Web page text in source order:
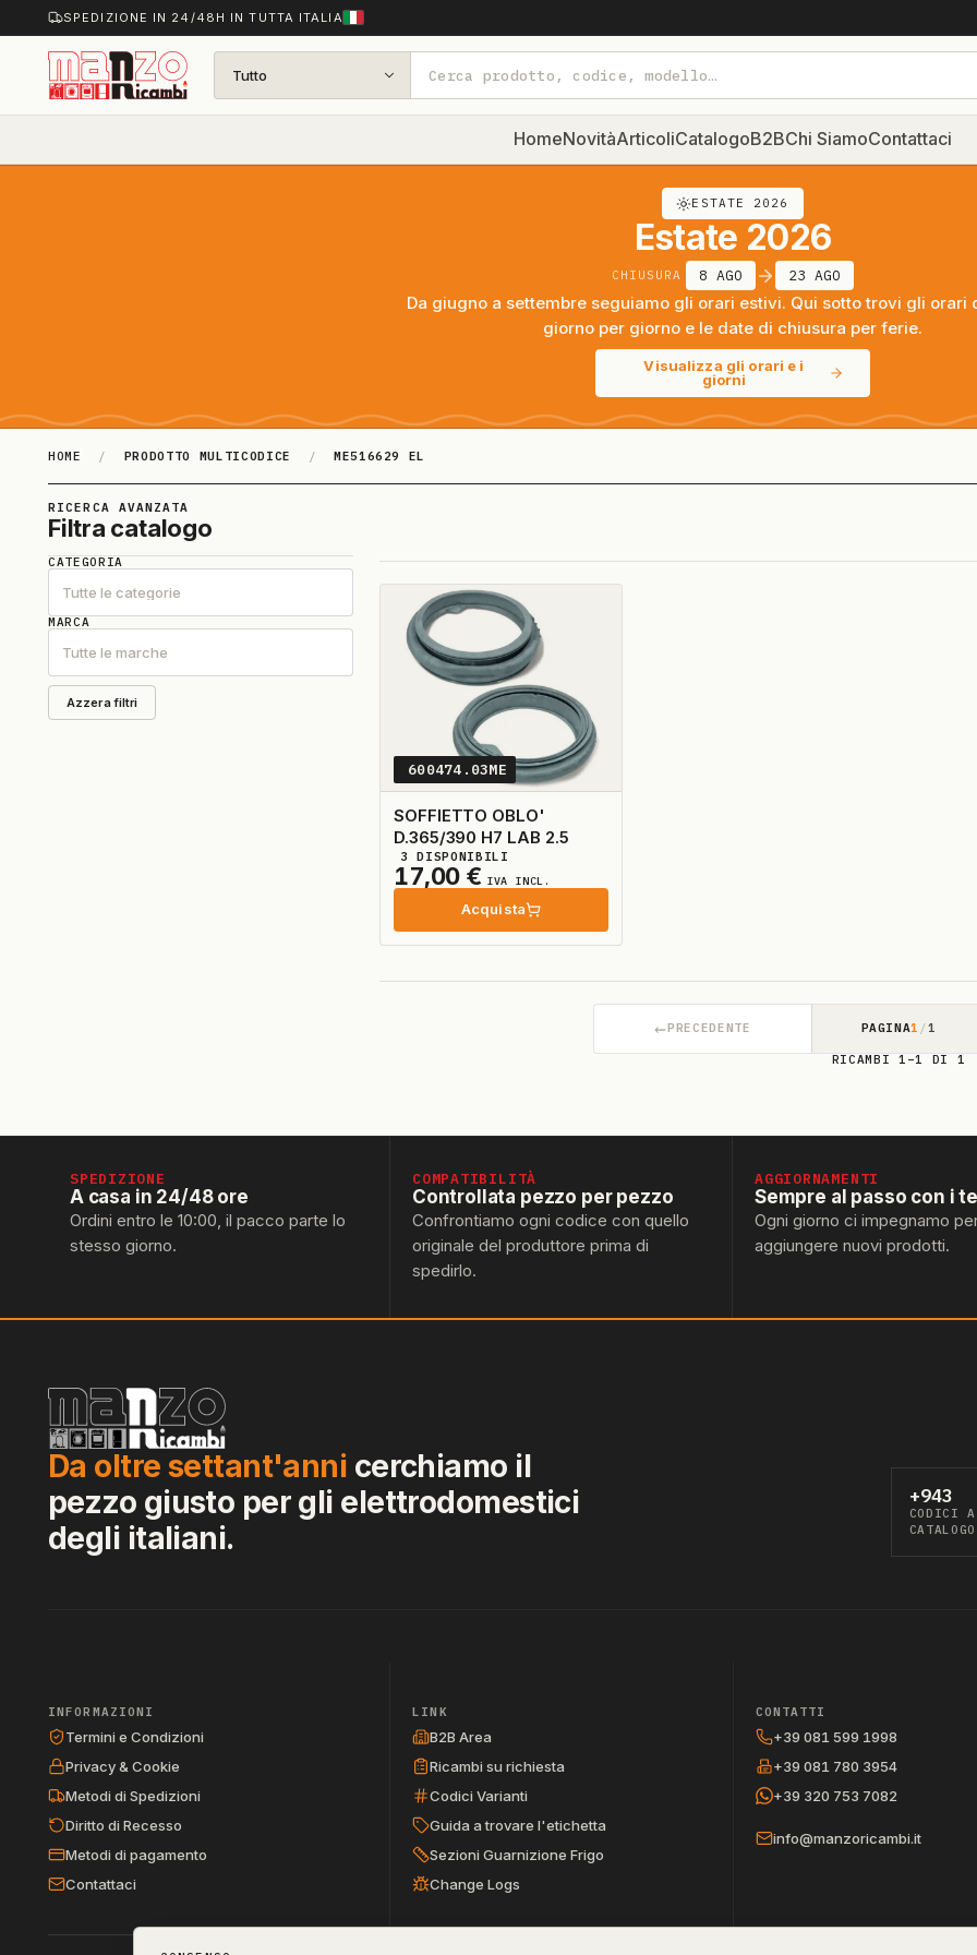
SPEDIZIONE IN 24/48H IN TUTTA ITALIA
Tutto
HomeNovitàArticoliCatalogoB2BChi SiamoContattaci
ESTATE 2026
Estate 2026
CHIUSURA 8 AGO 23 AGO
Da giugno a settembre seguiamo gli orari estivi. Qui sotto trovi gli orari
giorno per giorno e le date di chiusura per ferie.
Visualizza gli orari e i
giorni
HOME / PRODOTTO MULTICODICE / ME516629 EL
ME516629 EL
RICERCA AVANZATA
Filtra catalogo
CATEGORIA
Tutte le categorie
MARCA
Tutte le marche
Azzera filtri
600474.03ME
SOFFIETTO OBLO'
D.365/390 H7 LAB 2.5
17,00 € IVA INCL.
Acquista
3 DISPONIBILI
←PRECEDENTE PAGINA1 /1
RICAMBI 1–1 DI 1
SPEDIZIONE
A casa in 24/48 ore
Ordini entro le 10:00, il pacco parte lo
stesso giorno.
COMPATIBILITÀ
Controllata pezzo per pezzo
Confrontiamo ogni codice con quello
originale del produttore prima di
spedirlo.
AGGIORNAMENTI
Sempre al passo con i
Ogni giorno ci impegnamo
aggiungere nuovi prodotti.
Da oltre settant'anni cerchiamo il
pezzo giusto per gli elettrodomestici
degli italiani.
+943
CODICI A
CATALOGO
INFORMAZIONI
Termini e Condizioni
Privacy & Cookie
Metodi di Spedizioni
Diritto di Recesso
Metodi di pagamento
Contattaci
LINK
B2B Area
Ricambi su richiesta
Codici Varianti
Guida a trovare l'etichetta
Sezioni Guarnizione Frigo
Change Logs
CONTATTI
+39 081 599 1998
+39 081 780 3954
+39 320 753 7082
info@manzoricambi.it